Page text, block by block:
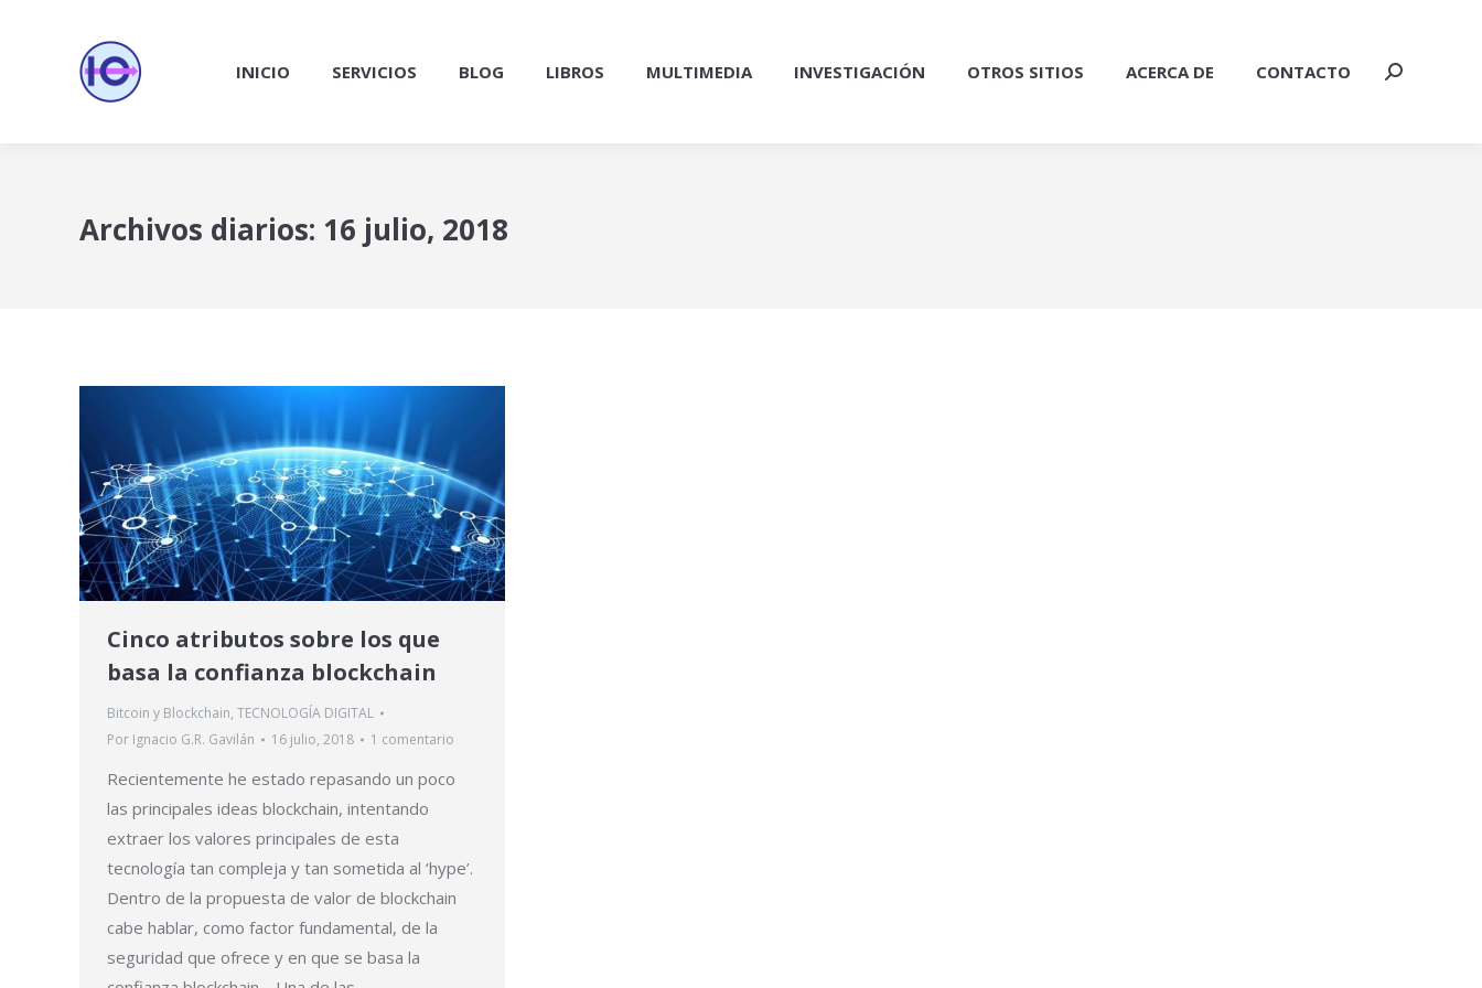
INICIO SERVICIOS BLOG LIBROS MULTIMEDIA INVESTIGACIÓN OTROS SITIOS ACERCA DE CONTACTO Buscar:
Archivos diarios: 16 julio, 2018
Cinco atributos sobre los que
basa la confianza blockchain
Bitcoin y Blockchain, TECNOLOGÍA DIGITAL
Por Ignacio G.R. Gavilán 16 julio, 2018 1 comentario
Recientemente he estado repasando un poco
las principales ideas blockchain, intentando
extraer los valores principales de esta
tecnología tan compleja y tan sometida al ‘hype’.
Dentro de la propuesta de valor de blockchain
cabe hablar, como factor fundamental, de la
seguridad que ofrece y en que se basa la